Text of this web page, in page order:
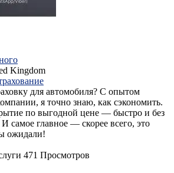
Kingdom
для автомобиля? С опытом
я точно знаю, как сэкономить.
по выгодной цене — быстро и без
самое главное — скорее всего, это
ожидали!
471 Просмотров